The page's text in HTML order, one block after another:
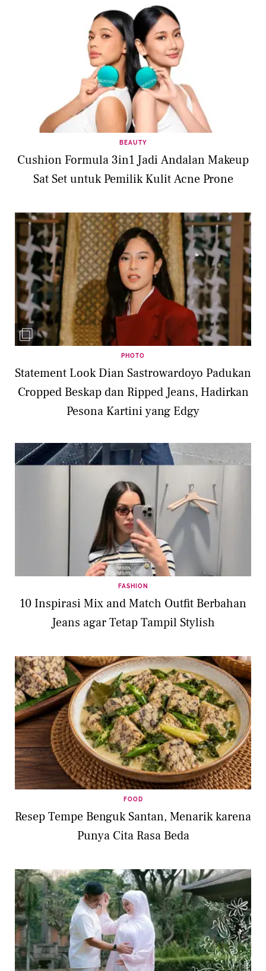
BEAUTY
Cushion Formula 3in1 Jadi Andalan Makeup
Sat Set untuk Pemilik Kulit Acne Prone
PHOTO
Statement Look Dian Sastrowardoyo Padukan
Cropped Beskap dan Ripped Jeans, Hadirkan
Pesona Kartini yang Edgy
FASHION
10 Inspirasi Mix and Match Outfit Berbahan
Jeans agar Tetap Tampil Stylish
FOOD
Resep Tempe Benguk Santan, Menarik karena
Punya Cita Rasa Beda